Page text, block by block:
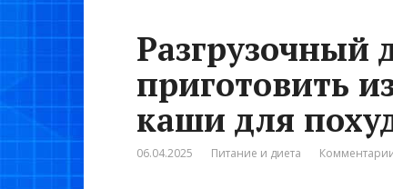
Разгрузочный
приготовить
каши для
06.04.2025 Питание и диета